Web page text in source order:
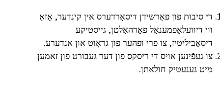
די סיבות פון פאַרשידן דיסאָרדערס אין קינדער, אַזאַ
ווי דיוועלאַפּמענאַל פאַרהאַלטן, גייסטיקע
דיסאַביליטיז, צו פרי ופהער פון גראָוט און אנדערע.
צו געפֿינען אויס די ריסקס פון דער געבורט פון זאמען
מיט גענעטיק חולאתן.